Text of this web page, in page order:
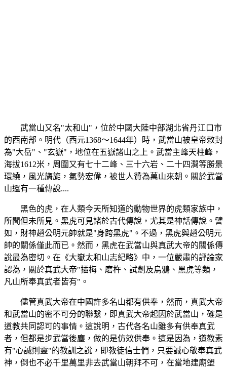
武當山又名"太和山"，位於中國大陸中部湖北省丹江口市
的西南部。明代（西元1368～1644年）時，武當山被皇帝敕封
為"大岳"、"玄嶽"，地位在五嶽諸山之上。武當主峰天柱峰，
海拔1612米，周圍又有七十二峰、三十六岩、二十四澗等勝景
環繞，風光旖旎，氣勢宏偉，被世人贊為萬山來朝。關於武當
山還有一種傳說....
黑色的虎，在人類今天所知道的動物世界的虎類家族中，
所聞但未所見。黑虎可見諸於古代傳說，尤其是神話傳說。譬
如，財神趙公明元帥就是"身跨黑虎"。不過，黑虎與趙公明元
帥的關係僅此而已。然而，黑虎在武當山與真武大帝的關係傳
說最為密切。在《大嶽太和山志紀略》中，一位嚴肅的評論家
認為，關於真武大帝"插梅、磨杵、試劍及烏鴉、黑虎等類，
凡山所奉真武者皆有"。
儘管真武大帝在中國許多名山都有供奉，然而，真武大帝
和武當山的密不可分的聯繫，即真武大帝起因於武當山，確是
道教共同認可的事情。這說明，古代各名山雖多有供奉真武
者，但都是步武當後塵，做的是仿效供奉。這是因為，道教素
有"心誠則靈"的教訓之說，即教徒信士們，只要誠心敬奉真武
神，倒也不必千里萬里非去武當山朝拜不可，在當地建廟塑